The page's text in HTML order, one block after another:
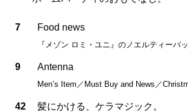
7 Food news
『メゾン ロミ・ユニ』のノエルティーバ
9 Antenna
Men’s Item／Must Buy and News／
42 髪にかける、ケラマジック。